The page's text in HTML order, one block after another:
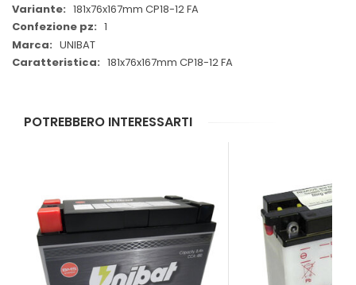
181x76x167mm CP18-12 FA
1
UNIBAT
181x76x167mm CP18-12 FA
POTREBBERO INTERESSARTI